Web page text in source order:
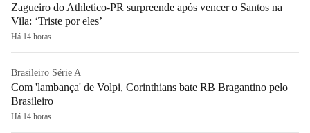
Zagueiro do Athletico-PR surpreende após vencer o Santos na
Vila: ‘Triste por eles’
Há 14 horas
Brasileiro Série A
Com 'lambança' de Volpi, Corinthians bate RB Bragantino pelo
Brasileiro
Há 14 horas